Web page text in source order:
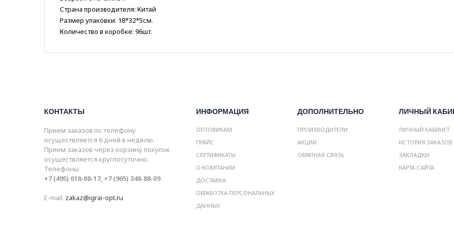
Страна производителя: Китай
Размер упаковки: 18*32*5см.
Количество в коробке: 96шт.
КОНТАКТЫ
Прием заказов по телефону
осуществляется 6 дней в неделю.
Прием заказов через корзину покупок
осуществляется круглосуточно.
Телефоны:
+7 (495) 018-08-17, +7 (965) 348-88-09
E-mail: zakaz@igrai-opt.ru
ИНФОРМАЦИЯ
ОПТОВИКАМ
ПРАЙС
СЕРТИФИКАТЫ
О КОМПАНИИ
ДОСТАВКА
ОБРАБОТКА ПЕРСОНАЛЬНЫХ
ДАННЫХ
ДОПОЛНИТЕЛЬНО
ПРОИЗВОДИТЕЛИ
АКЦИИ
ОБРАТНАЯ СВЯЗЬ
ЛИЧНЫЙ
ЛИЧНЫЙ КАБИНЕТ
ИСТОРИЯ ЗАКАЗОВ
ЗАКЛАДКИ
КАРТА САЙТА